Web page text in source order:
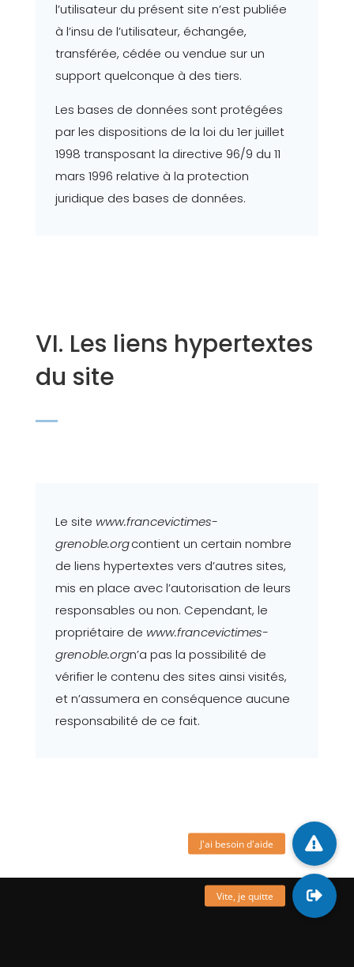
l’utilisateur du présent site n’est publiée
à l’insu de l’utilisateur, échangée,
transférée, cédée ou vendue sur un
support quelconque à des tiers.
Les bases de données sont protégées
par les dispositions de la loi du 1er juillet
1998 transposant la directive 96/9 du 11
mars 1996 relative à la protection
juridique des bases de données.
VI. Les liens hypertextes
du site
Le site www.francevictimes-
grenoble.orgcontient un certain nombre
de liens hypertextes vers d’autres sites,
mis en place avec l’autorisation de leurs
responsables ou non. Cependant, le
propriétaire de www.francevictimes-
grenoble.orgn’a pas la possibilité de
vérifier le contenu des sites ainsi visités,
et n’assumera en conséquence aucune
responsabilité de ce fait.